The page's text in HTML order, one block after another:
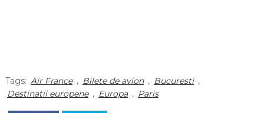
Tags: Air France , Bilete de avion , Bucuresti ,
Destinatii europene , Europa , Paris